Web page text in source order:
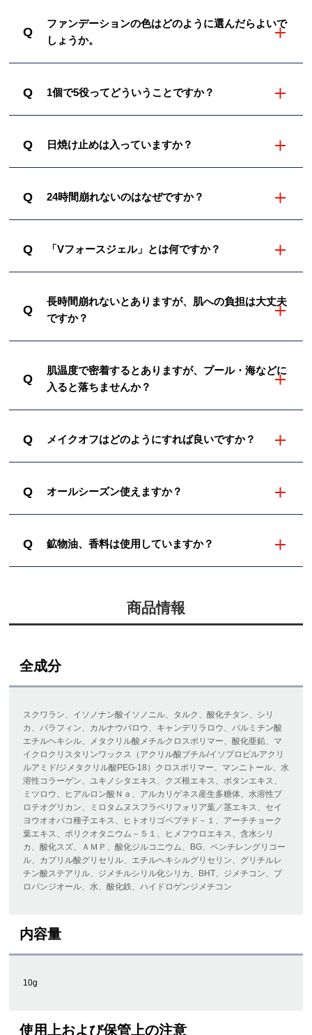
Q
ファンデーションの色はどのように選んだらよいで
しょうか。
Q 1個で5役ってどういうことですか？
Q 日焼け止めは入っていますか？
Q 24時間崩れないのはなぜですか？
Q 「Vフォースジェル」とは何ですか？
Q
長時間崩れないとありますが、肌への負担は大丈夫
ですか？
Q
肌温度で密着するとありますが、プール・海などに
入ると落ちませんか？
Q メイクオフはどのようにすれば良いですか？
Q オールシーズン使えますか？
Q 鉱物油、香料は使用していますか？
商品情報
全成分
スクワラン、イソノナン酸イソノニル、タルク、酸化チタン、シリ
カ、パラフィン、カルナウバロウ、キャンデリラロウ、パルミチン酸
エチルヘキシル、メタクリル酸メチルクロスポリマー、酸化亜鉛、マ
イクロクリスタリンワックス（アクリル酸ブチル/イソプロピルアクリ
ルアミド/ジメタクリル酸PEG-18）クロスポリマー、マンニトール、水
溶性コラーゲン、ユキノシタエキス、クズ根エキス、ボタンエキス、
ミツロウ、ヒアルロン酸Ｎａ、アルカリゲネス産生多糖体、水溶性プ
ロテオグリカン、ミロタムヌスフラベリフォリア葉／茎エキス、セイ
ヨウオオバコ種子エキス、ヒトオリゴペプチド－１、アーチチョーク
葉エキス、ポリクオタニウム－５１、ヒメフウロエキス、含水シリ
カ、酸化スズ、ＡＭＰ、酸化ジルコニウム、BG、ペンチレングリコー
ル、カプリル酸グリセリル、エチルヘキシルグリセリン、グリチルレ
チン酸ステアリル、ジメチルシリル化シリカ、BHT、ジメチコン、プ
ロパンジオール、水、酸化鉄、ハイドロゲンジメチコン
内容量
10g
使用上および保管上の注意